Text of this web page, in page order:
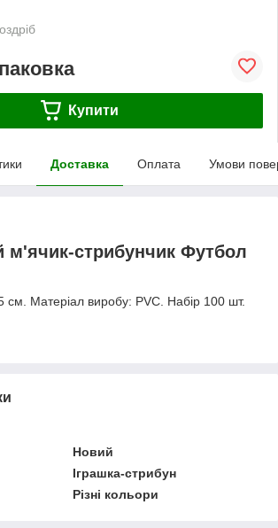
Купити
Доставка Оплата Умови
м'ячик-стрибунчик Футбол
см. Матеріал виробу: PVC. Набір 100 шт.
Новий
Іграшка-стрибун
Різні кольори